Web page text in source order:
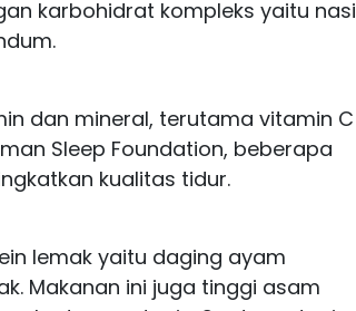
karbohidrat kompleks yaitu nasi
dan mineral, terutama vitamin C
Sleep Foundation, beberapa
kualitas tidur.
lemak yaitu daging ayam
Makanan ini juga tinggi asam